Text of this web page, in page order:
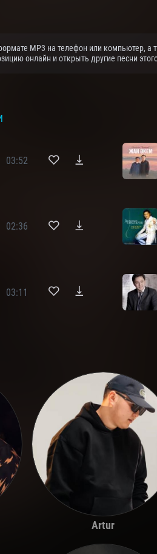
MP3 на телефон или компьютер,
онлайн и открыть другие песни
03:52
02:36
03:11
Artur